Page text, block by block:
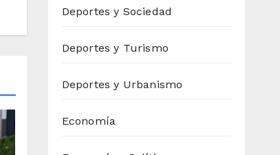
Deportes y Sociedad
Deportes y Turismo
Deportes y Urbanismo
Economía